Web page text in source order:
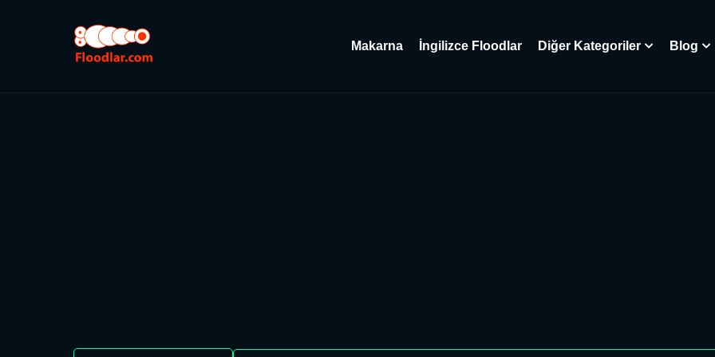
Makarna İngilizce Floodlar Diğer Kategoriler Blog